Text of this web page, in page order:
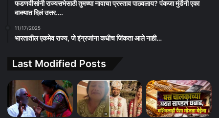
फडणवीसांनी राज्यसभेसाठी तुमच्या नावाचा प्रस्ताव पाठवलाय? पंकजा मुंडेंनी एका
वाक्यात दिलं उत्तर….
11/17/2025
भारतातील एकमेव राज्य, जे इंग्रजांना कधीच जिंकता आले नाही…
Last Modified Posts